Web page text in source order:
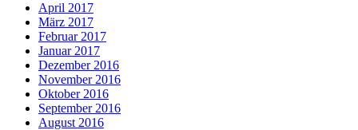
April 2017
März 2017
Februar 2017
Januar 2017
Dezember 2016
November 2016
Oktober 2016
September 2016
August 2016